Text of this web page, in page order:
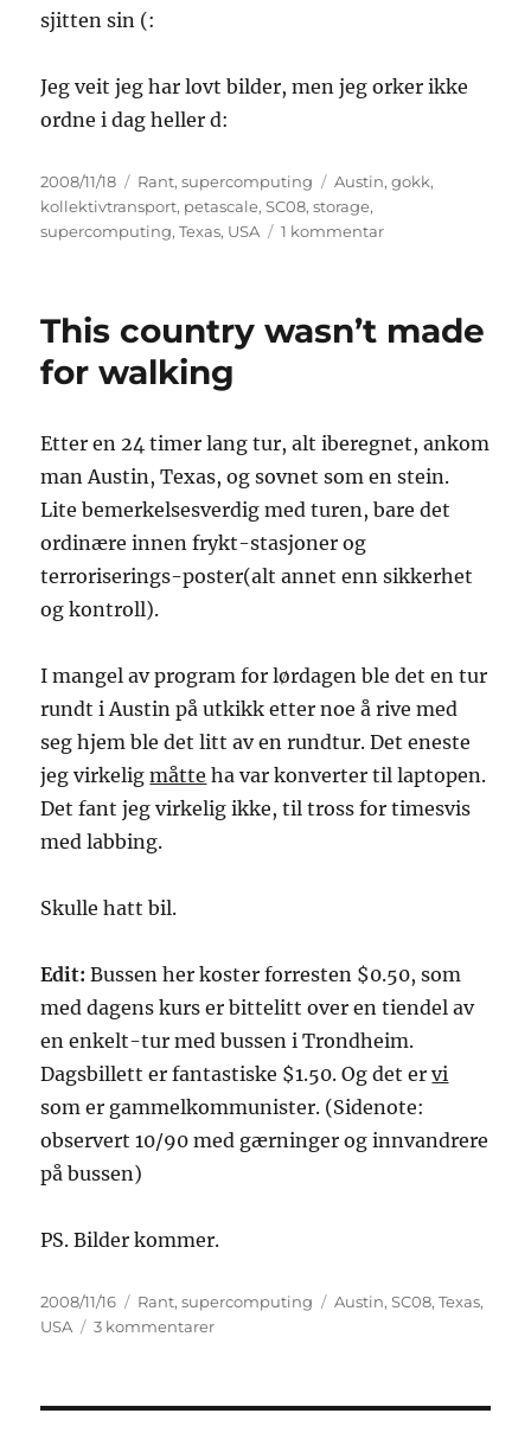
sjitten sin (:
Jeg veit jeg har lovt bilder, men jeg orker ikke
ordne i dag heller d:
Publisert
2008/11/18 Kategorier
Rant,supercomputing Stikkord
Austin,gokk,
kollektivtransport, petascale,SC08,storage,
supercomputing,Texas, USA 1 kommentartil
en
This country wasn’t made
for walking
Etter en 24 timer lang tur, alt iberegnet, ankom
man Austin, Texas, og sovnet som en stein.
Lite bemerkelsesverdig med turen, bare det
ordinære innen frykt-stasjoner og
terroriserings-poster(alt annet enn sikkerhet
og kontroll).
I mangel av program for lørdagen ble det en tur
rundt i Austin på utkikk etter noe å rive med
seg hjem ble det litt av en rundtur. Det eneste
jeg virkeligmåtte ha var konverter til laptopen.
Det fant jeg virkelig ikke, til tross for timesvis
med labbing.
Skulle hatt bil.
Edit: Bussen her koster forresten $0.50, som
med dagens kurs er bittelitt over en tiendel av
en enkelt-tur med bussen i Trondheim.
Dagsbillett er fantastiske $1.50. Og det ervi
som er gammelkommunister. (Sidenote:
observert 10/90 med gærninger og innvandrere
på bussen)
PS. Bilder kommer.
Publisert
2008/11/16 Kategorier
Rant,supercomputing Stikkord
Austin,SC08,Texas,
USA
3 kommentarertil